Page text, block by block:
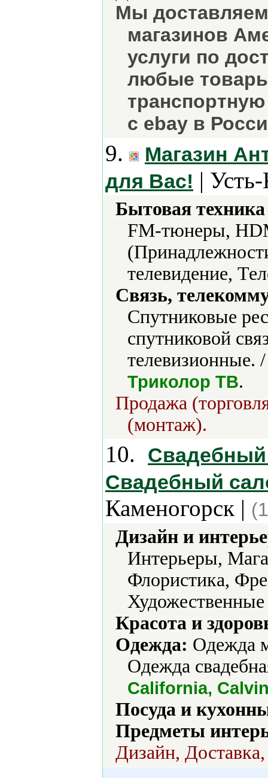
Мы
магазинов
услуги по
любые
с ebay в
9.
Магазин
для Вас! |
Бытовая
FM-тюнеры,
телевидение,
Связь,
Cпутниковые
спутниковой
телевизионные.
Триколор ТВ.
Продажа
(монтаж).
10.
Свадебный
Каменогорск |
Дизайн и
Интерьеры,
Флористика,
Красота и
Одежда: Одежда
Одежда
California,
Посуда и
Предметы
Дизайн,